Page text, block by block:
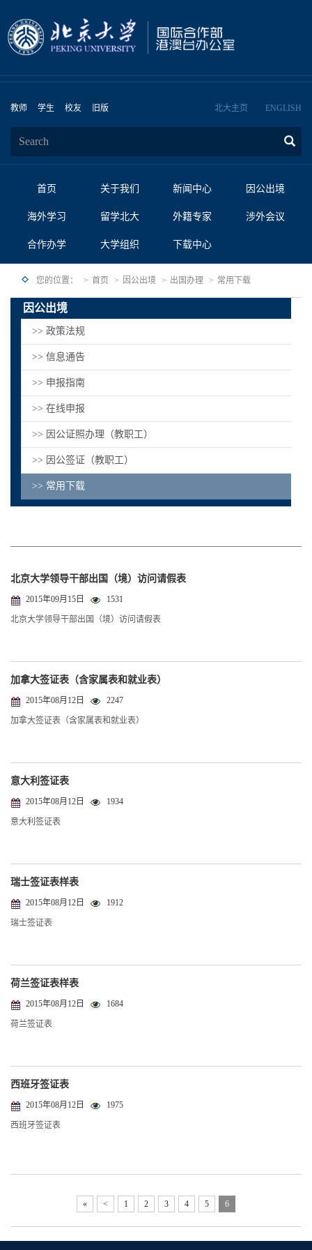
教师 学生 校友 旧版 北大主页 ENGLISH
首页 关于我们 新闻中心 因公出境
海外学习 留学北大 外籍专家 涉外会议
合作办学 大学组织 下载中心
您的位置： 首页 因公出境 出国办理 常用下载
因公出境
>> 政策法规
>> 信息通告
>> 申报指南
>> 在线申报
>> 因公证照办理（教职工）
>> 因公签证（教职工）
>> 常用下载
北京大学领导干部出国（境）访问请假表
2015年09月15日 1531
北京大学领导干部出国（境）访问请假表
加拿大签证表（含家属表和就业表）
2015年08月12日 2247
加拿大签证表（含家属表和就业表）
意大利签证表
2015年08月12日 1934
意大利签证表
瑞士签证表样表
2015年08月12日 1912
瑞士签证表
荷兰签证表样表
2015年08月12日 1684
荷兰签证表
西班牙签证表
2015年08月12日 1975
西班牙签证表
« < 1 2 3 4 5 6